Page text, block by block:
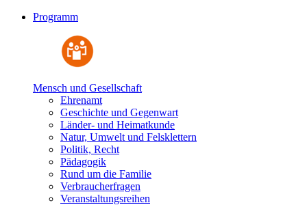
Programm
Mensch und Gesellschaft
Ehrenamt
Geschichte und Gegenwart
Länder- und Heimatkunde
Natur, Umwelt und Felsklettern
Politik, Recht
Pädagogik
Rund um die Familie
Verbraucherfragen
Veranstaltungsreihen